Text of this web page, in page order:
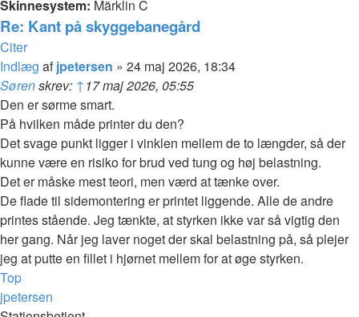
Skinnesystem: Märklin C
Re: Kant på skyggebanegård
Citer
Indlæg afjpetersen » 24 maj 2026, 18:34
Sørenskrev: ↑17 maj 2026, 05:55
Den er sørme smart.
På hvilken måde printer du den?
Det svage punkt ligger i vinklen mellem de to længder, så der
kunne være en risiko for brud ved tung og høj belastning.
Det er måske mest teori, men værd at tænke over.
De flade til sidemontering er printet liggende. Alle de andre
printes stående. Jeg tænkte, at styrken ikke var så vigtig den
her gang. Når jeg laver noget der skal belastning på, så plejer
jeg at putte en fillet i hjørnet mellem for at øge styrken.
Top
jpetersen